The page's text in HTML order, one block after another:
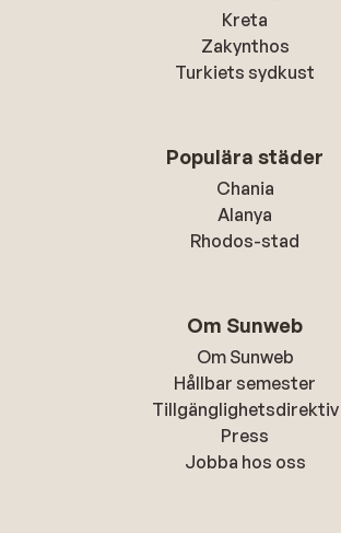
Kreta
Zakynthos
Turkiets sydkust
Populära städer
Chania
Alanya
Rhodos-stad
Om Sunweb
Om Sunweb
Hållbar semester
Tillgänglighetsdirektiv
Press
Jobba hos oss